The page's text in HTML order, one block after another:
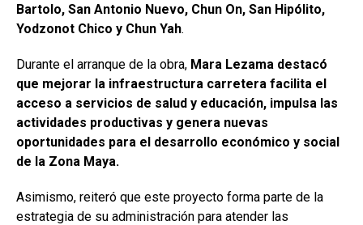
Bartolo, San Antonio Nuevo, Chun On, San Hipólito,
Yodzonot Chico y Chun Yah.
Durante el arranque de la obra, Mara Lezama destacó
que mejorar la infraestructura carretera facilita el
acceso a servicios de salud y educación, impulsa las
actividades productivas y genera nuevas
oportunidades para el desarrollo económico y social
de la Zona Maya.
Asimismo, reiteró que este proyecto forma parte de la
estrategia de su administración para atender las